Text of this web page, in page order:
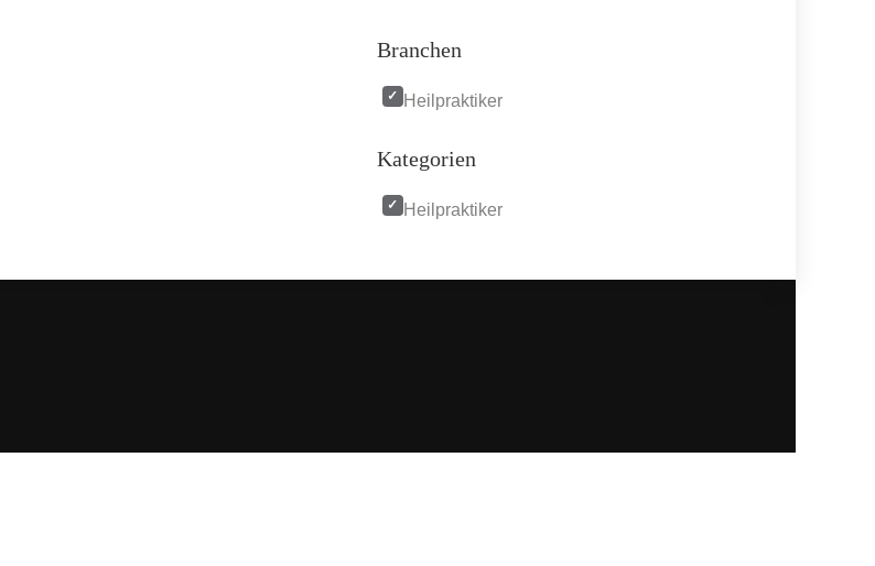
Branchen
Heilpraktiker
Kategorien
Heilpraktiker